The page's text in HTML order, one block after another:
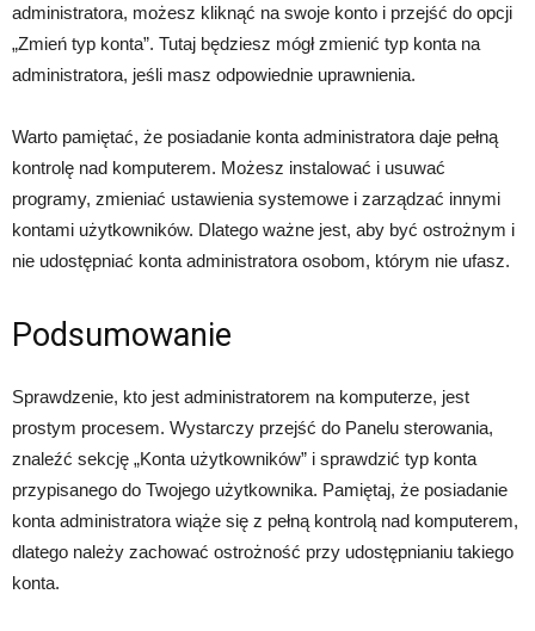
administratora, możesz kliknąć na swoje konto i przejść do opcji
„Zmień typ konta”. Tutaj będziesz mógł zmienić typ konta na
administratora, jeśli masz odpowiednie uprawnienia.
Warto pamiętać, że posiadanie konta administratora daje pełną
kontrolę nad komputerem. Możesz instalować i usuwać
programy, zmieniać ustawienia systemowe i zarządzać innymi
kontami użytkowników. Dlatego ważne jest, aby być ostrożnym i
nie udostępniać konta administratora osobom, którym nie ufasz.
Podsumowanie
Sprawdzenie, kto jest administratorem na komputerze, jest
prostym procesem. Wystarczy przejść do Panelu sterowania,
znaleźć sekcję „Konta użytkowników” i sprawdzić typ konta
przypisanego do Twojego użytkownika. Pamiętaj, że posiadanie
konta administratora wiąże się z pełną kontrolą nad komputerem,
dlatego należy zachować ostrożność przy udostępnianiu takiego
konta.